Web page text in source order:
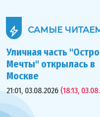
САМЫЕ
Уличная часть
Мечты" открылась в
Москве
21:01, 03.08.2026 (18:13,